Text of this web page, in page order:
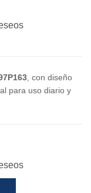
, con diseño
para uso diario y